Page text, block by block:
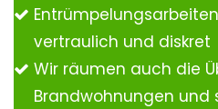
vertraulich und diskret
Wir räumen auch die
Brandwohnungen und